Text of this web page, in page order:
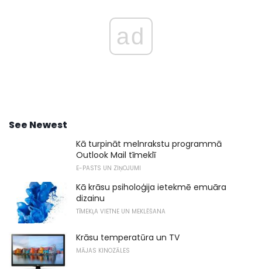
ad
See Newest
Kā turpināt melnrakstu programmā
Outlook Mail tīmeklī
E-PASTS UN ZIŅOJUMI
Kā krāsu psiholoģija ietekmē emuāra
dizainu
TĪMEKĻA VIETNE UN MEKLĒŠANA
Krāsu temperatūra un TV
MĀJAS KINOZĀLES